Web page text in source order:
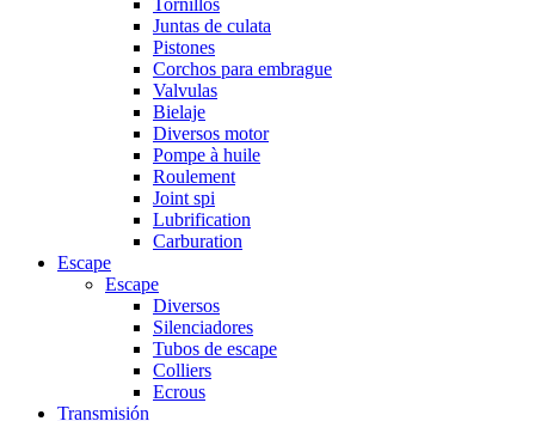
Tornillos
Juntas de culata
Pistones
Corchos para embrague
Valvulas
Bielaje
Diversos motor
Pompe à huile
Roulement
Joint spi
Lubrification
Carburation
Escape
Escape
Diversos
Silenciadores
Tubos de escape
Colliers
Ecrous
Transmisión